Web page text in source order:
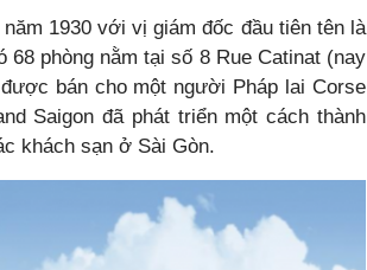
1930 với vị giám đốc đầu tiên tên là
phòng nằm tại số 8 Rue Catinat (nay
bán cho một người Pháp lai Corse
Saigon đã phát triển một cách thành
khách sạn ở Sài Gòn.